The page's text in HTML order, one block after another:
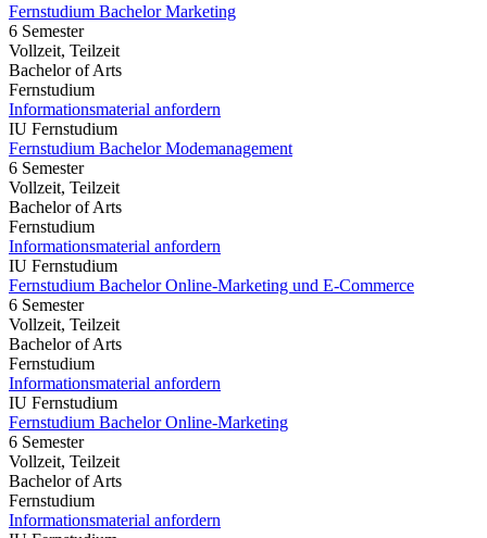
Fernstudium Bachelor Marketing
6 Semester
Vollzeit, Teilzeit
Bachelor of Arts
Fernstudium
Informationsmaterial anfordern
IU Fernstudium
Fernstudium Bachelor Modemanagement
6 Semester
Vollzeit, Teilzeit
Bachelor of Arts
Fernstudium
Informationsmaterial anfordern
IU Fernstudium
Fernstudium Bachelor Online-Marketing und E-Commerce
6 Semester
Vollzeit, Teilzeit
Bachelor of Arts
Fernstudium
Informationsmaterial anfordern
IU Fernstudium
Fernstudium Bachelor Online-Marketing
6 Semester
Vollzeit, Teilzeit
Bachelor of Arts
Fernstudium
Informationsmaterial anfordern